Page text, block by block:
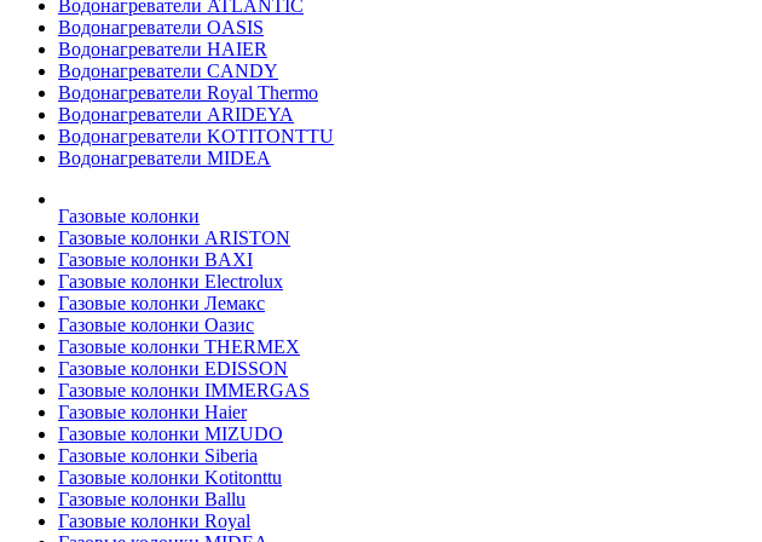
Водонагреватели ATLANTIC
Водонагреватели OASIS
Водонагреватели HAIER
Водонагреватели CANDY
Водонагреватели Royal Thermo
Водонагреватели ARIDEYA
Водонагреватели KOTITONTTU
Водонагреватели MIDEA
Газовые колонки
Газовые колонки ARISTON
Газовые колонки BAXI
Газовые колонки Electrolux
Газовые колонки Лемакс
Газовые колонки Оазис
Газовые колонки THERMEX
Газовые колонки EDISSON
Газовые колонки IMMERGAS
Газовые колонки Haier
Газовые колонки MIZUDO
Газовые колонки Siberia
Газовые колонки Kotitonttu
Газовые колонки Ballu
Газовые колонки Royal